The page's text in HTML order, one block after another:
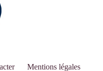
Mentions légales